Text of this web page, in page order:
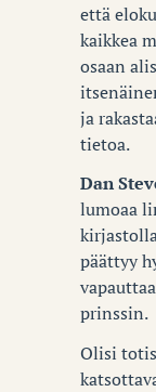
että
kaikkea
osaan
ja
tietoa.
Dan
lumoaa
päättyy
prinssin.
Olisi